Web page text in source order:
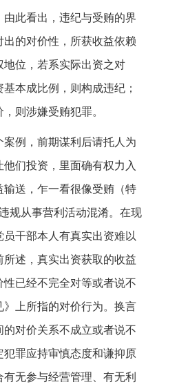
此看出，违纪与受贿的界
出的对价性，所获收益依赖
地位，若系实际出资之对
本成比例，则构成违纪；
则涉嫌受贿犯罪。
案例，前期谋利后请托人为
们投资，里面确有权力入
输送，乍一看很像受贿（特
规从事营利活动混淆。在现
干部本人有真实出资难以
述，真实出资获取的收益
已经不完全对等或者说不
》上所指的对价行为。换言
的对价关系不成立或者说不
犯罪应持审慎态度和谦抑原
无参与经营管理、有无利